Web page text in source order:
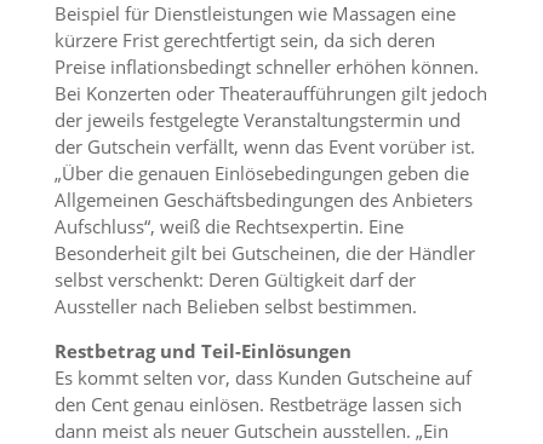
Beispiel für Dienstleistungen wie Massagen eine
kürzere Frist gerechtfertigt sein, da sich deren
Preise inflationsbedingt schneller erhöhen können.
Bei Konzerten oder Theateraufführungen gilt jedoch
der jeweils festgelegte Veranstaltungstermin und
der Gutschein verfällt, wenn das Event vorüber ist.
„Über die genauen Einlösebedingungen geben die
Allgemeinen Geschäftsbedingungen des Anbieters
Aufschluss“, weiß die Rechtsexpertin. Eine
Besonderheit gilt bei Gutscheinen, die der Händler
selbst verschenkt: Deren Gültigkeit darf der
Aussteller nach Belieben selbst bestimmen.
Restbetrag und Teil-Einlösungen
Es kommt selten vor, dass Kunden Gutscheine auf
den Cent genau einlösen. Restbeträge lassen sich
dann meist als neuer Gutschein ausstellen. „Ein